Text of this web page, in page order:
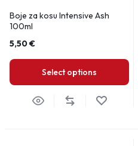
Boje za kosu Intensive Ash
100ml
5,50€
Select options